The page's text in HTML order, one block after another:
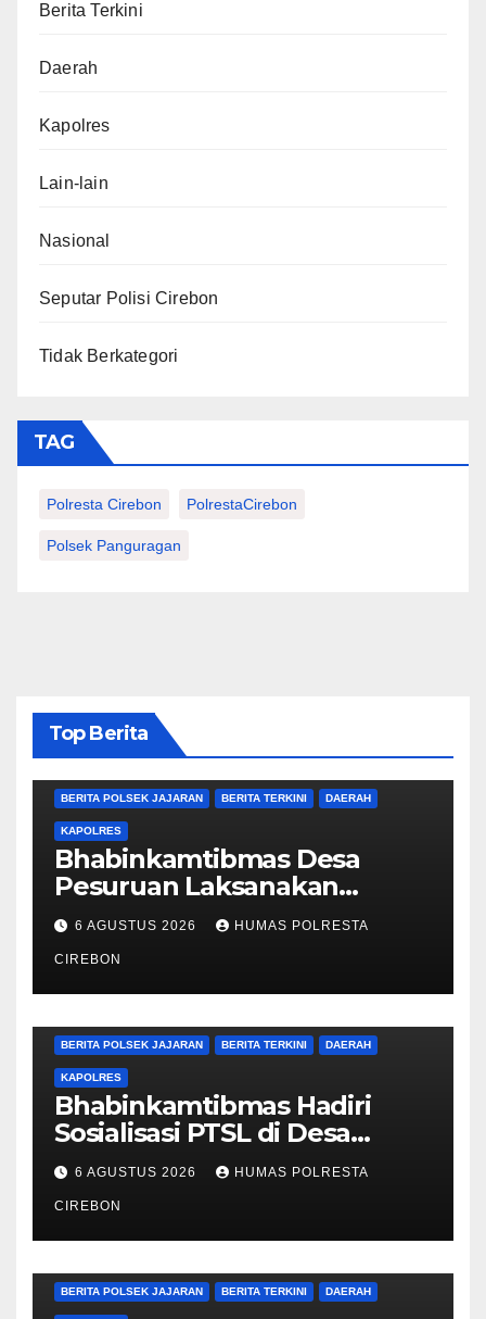
Berita Terkini
Daerah
Kapolres
Lain-lain
Nasional
Seputar Polisi Cirebon
Tidak Berkategori
TAG
Polresta Cirebon PolrestaCirebon
Polsek Panguragan
Top Berita
BERITA POLSEK JAJARAN BERITA TERKINI DAERAH
KAPOLRES
Bhabinkamtibmas Desa
Pesuruan Laksanakan
Sambang Dialogis, Perkuat
Sinergi dengan Masyarakat
6 AGUSTUS 2026 HUMAS POLRESTA
CIREBON
BERITA POLSEK JAJARAN BERITA TERKINI DAERAH
KAPOLRES
Bhabinkamtibmas Hadiri
Sosialisasi PTSL di Desa
Bodelor, Edukasi Kamtibmas
dan Layanan 110 Turut
Disampaikan kepada Warga
6 AGUSTUS 2026 HUMAS POLRESTA
CIREBON
BERITA POLSEK JAJARAN BERITA TERKINI DAERAH